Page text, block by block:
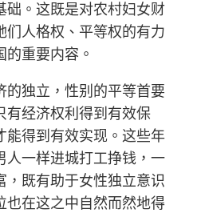
础。这既是对农村妇女财
们人格权、平等权的有力
重要内容。
的独立，性别的平等首要
有经济权利得到有效保
能得到有效实现。这些年
人一样进城打工挣钱，一
，既有助于女性独立意识
也在这之中自然而然地得